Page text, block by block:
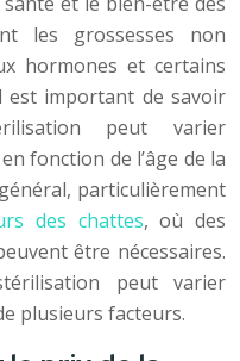
les grossesses non
hormones et certains
est important de savoir
peut varier
fonction de l’âge de la
particulièrement
des chattes, où des
être nécessaires.
peut varier
plusieurs facteurs.